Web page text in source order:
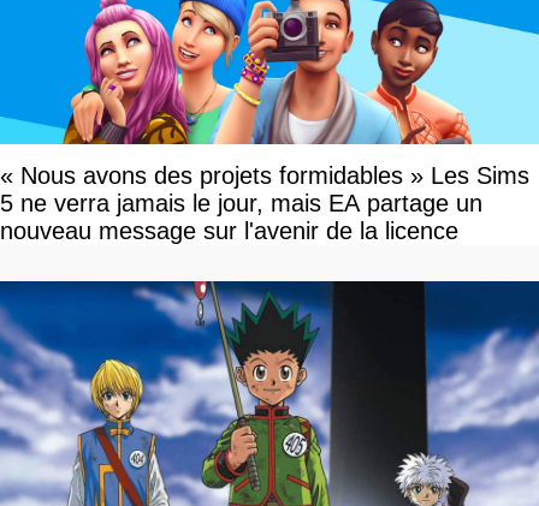
« Nous avons des projets formidables » Les Sims
5 ne verra jamais le jour, mais EA partage un
nouveau message sur l'avenir de la licence